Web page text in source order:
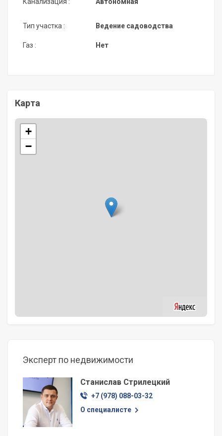
Канализация : Автономная
Тип участка :
Газ :
Ведение садоводства
Нет
Карта
+
−
Эксперт по недвижимости
Станислав Стрилецкий
+7 (978) 088-03-32
О специалисте